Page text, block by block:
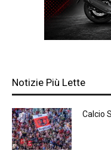
Notizie Più Lette
Calcio